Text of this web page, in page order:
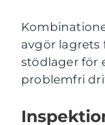
avgör
stödlager för
problemfri